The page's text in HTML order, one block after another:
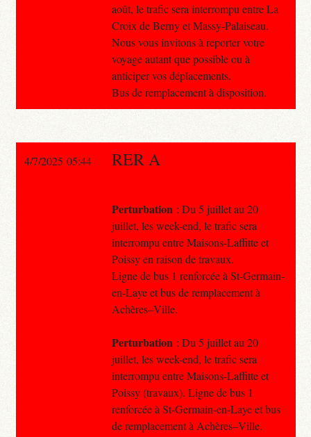
août, le trafic sera interrompu entre La
Croix de Berny et Massy-Palaiseau.
Nous vous invitons à reporter votre
voyage autant que possible ou à
anticiper vos déplacements.
Bus de remplacement à disposition.
4/7/2025 05:44 RER A
Perturbation : Du 5 juillet au 20
juillet, les week-end, le trafic sera
interrompu entre Maisons-Laffitte et
Poissy en raison de travaux.
Ligne de bus 1 renforcée à St-Germain-
en-Laye et bus de remplacement à
Achères–Ville.
Perturbation : Du 5 juillet au 20
juillet, les week-end, le trafic sera
interrompu entre Maisons-Laffitte et
Poissy (travaux). Ligne de bus 1
renforcée à St-Germain-en-Laye et bus
de remplacement à Achères–Ville.